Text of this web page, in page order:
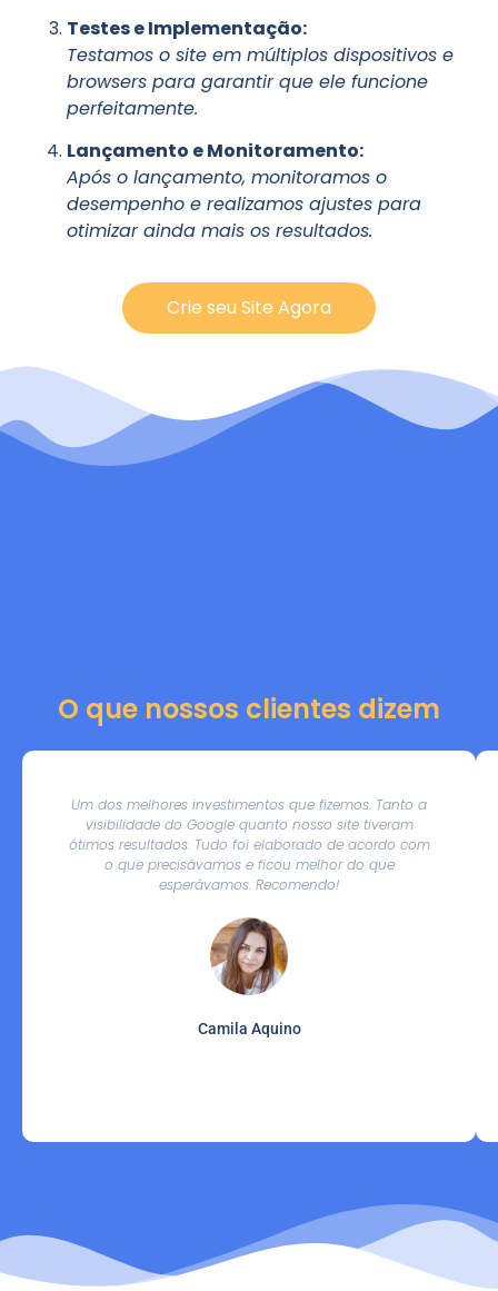
Testes e Implementação:
Testamos o site em múltiplos dispositivos e
browsers para garantir que ele funcione
perfeitamente.
Lançamento e Monitoramento:
Após o lançamento, monitoramos o
desempenho e realizamos ajustes para
otimizar ainda mais os resultados.
Crie seu Site Agora
O que nossos clientes dizem
Um dos melhores investimentos que fizemos. Tanto a
visibilidade do Google quanto nosso site tiveram
ótimos resultados. Tudo foi elaborado de acordo com
o que precisávamos e ficou melhor do que
esperávamos. Recomendo!
Camila Aquino